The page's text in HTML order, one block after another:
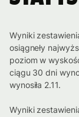
Wyniki
osiągneły
poziom w
ciągu 30 dni
wynosiła 2.11.
Wyniki